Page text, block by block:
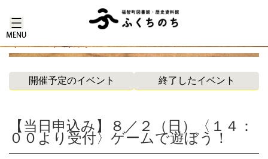
イベント案内
開催予定のイベント 終了したイベント
【当日申込み】８／２（日）〈１４：
００より受付〉ゲームで遊ぼう！